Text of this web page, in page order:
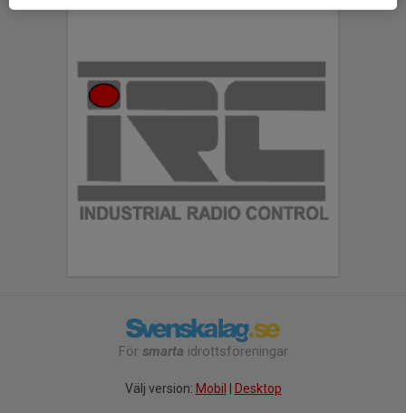
För smarta idrottsföreningar
Välj version: Mobil Desktop